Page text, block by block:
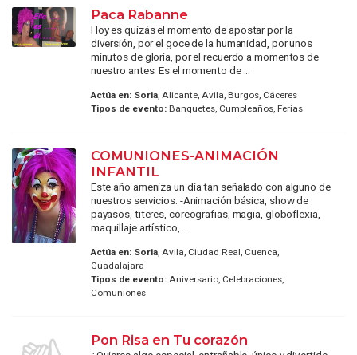
Paca Rabanne
Hoy es quizás el momento de apostar por la
diversión, por el goce de la humanidad, por unos
minutos de gloria, por el recuerdo a momentos de
nuestro antes. Es el momento de ...
Actúa en: Soria, Alicante, Avila, Burgos, Cáceres
Tipos de evento:Banquetes, Cumpleaños, Ferias
COMUNIONES-ANIMACIÓN
INFANTIL
Este año ameniza un dia tan señalado con alguno de
nuestros servicios: -Animación básica, show de
payasos, titeres, coreografias, magia, globoflexia,
maquillaje artístico, ...
Actúa en: Soria, Avila, Ciudad Real, Cuenca,
Guadalajara
Tipos de evento:Aniversario, Celebraciones,
Comuniones
Pon Risa en Tu corazón